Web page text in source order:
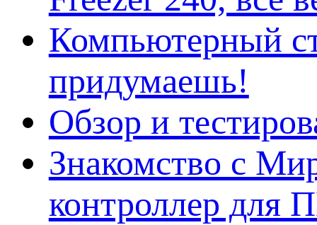
Компьютерный
придумаешь!
Обзор и
Знакомство с
контроллер для